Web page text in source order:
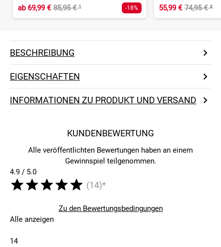
ab69,99 € 85,95 €¹ -18%
55,99 € 74,95 €²
BESCHREIBUNG
EIGENSCHAFTEN
INFORMATIONEN ZU PRODUKT UND VERSAND
KUNDENBEWERTUNG
Alle veröffentlichten Bewertungen haben an einem
Gewinnspiel teilgenommen.
4.9 / 5.0
(14)*
Zu den Bewertungsbedingungen
Alle anzeigen
14